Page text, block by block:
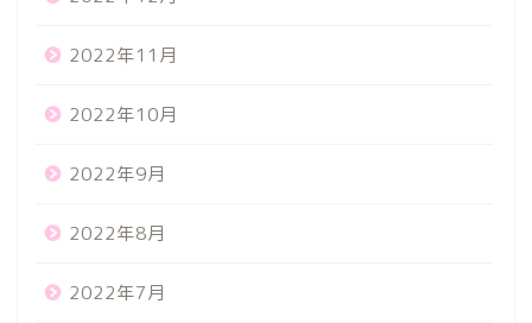
2022年11月
2022年10月
2022年9月
2022年8月
2022年7月